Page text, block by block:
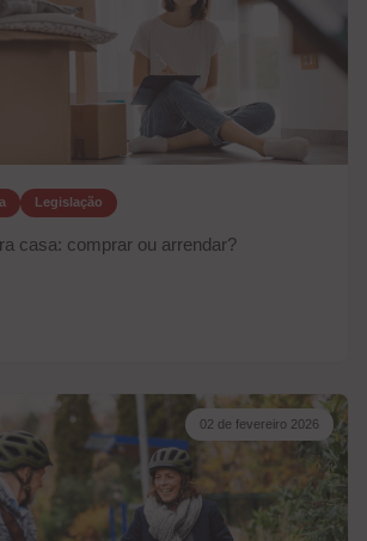
Legislação
casa: comprar ou arrendar?
02 de fevereiro 2026